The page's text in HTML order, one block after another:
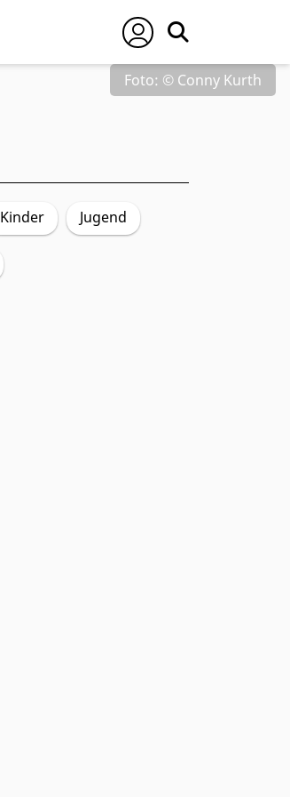
Foto: © Conny Kurth
Kinder Jugend